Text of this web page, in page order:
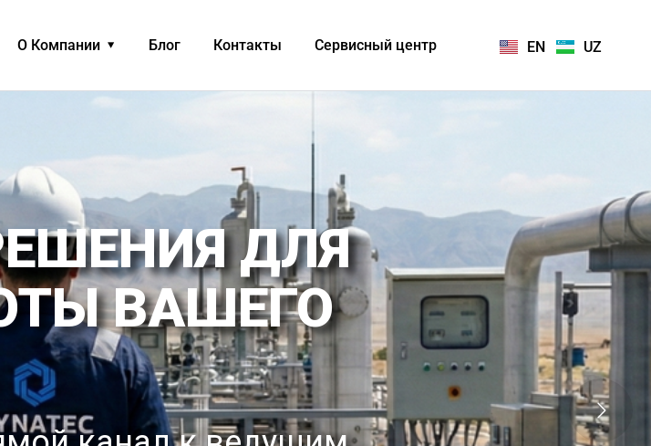
О Компании Блог Контакты Сервисный центр EN UZ
ДЛЯ
ВАШЕГО